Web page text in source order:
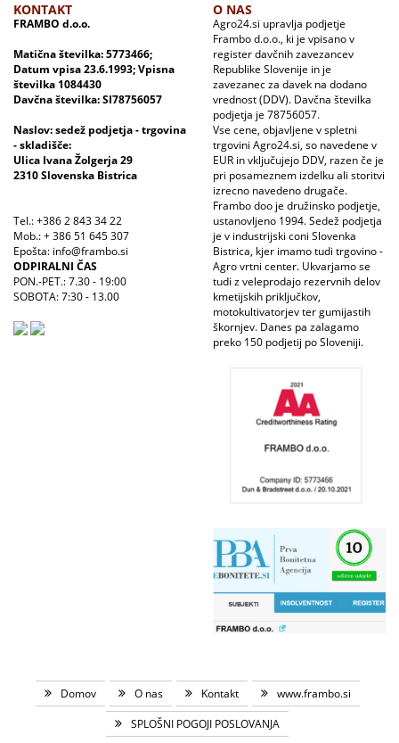
KONTAKT
FRAMBO d.o.o.
Matična številka: 5773466;
Datum vpisa 23.6.1993; Vpisna
številka 1084430
Davčna številka: SI78756057
Naslov: sedež podjetja - trgovina
- skladišče:
Ulica Ivana Žolgerja 29
2310 Slovenska Bistrica
Tel.: +386 2 843 34 22
Mob.: + 386 51 645 307
Epošta: info@frambo.si
ODPIRALNI ČAS
PON.-PET.: 7.30 - 19:00
SOBOTA: 7:30 - 13.00
O NAS
Agro24.si upravlja podjetje
Frambo d.o.o., ki je vpisano v
register davčnih zavezancev
Republike Slovenije in je
zavezanec za davek na dodano
vrednost (DDV). Davčna številka
podjetja je 78756057.
Vse cene, objavljene v spletni
trgovini Agro24.si, so navedene v
EUR in vključujejo DDV, razen če je
pri posameznem izdelku ali storitvi
izrecno navedeno drugače.
Frambo doo je družinsko podjetje,
ustanovljeno 1994. Sedež podjetja
je v industrijski coni Slovenka
Bistrica, kjer imamo tudi trgovino -
Agro vrtni center. Ukvarjamo se
tudi z veleprodajo rezervnih delov
kmetijskih priključkov,
motokultivatorjev ter gumijastih
škornjev. Danes pa zalagamo
preko 150 podjetij po Sloveniji.
Domov O nas Kontakt
www.frambo.si
SPLOŠNI POGOJI POSLOVANJA